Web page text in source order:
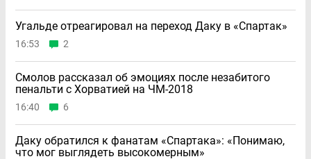
Угальде отреагировал на переход Даку в «Спартак»
16:53 2
Смолов рассказал об эмоциях после незабитого
пенальти с Хорватией на ЧМ-2018
16:40 6
Даку обратился к фанатам «Спартака»: «Понимаю,
что мог выглядеть высокомерным»